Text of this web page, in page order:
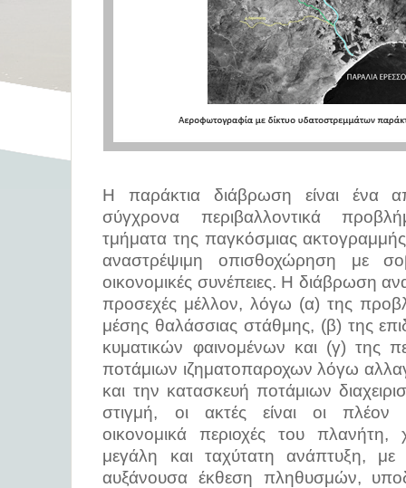
Η παράκτια διάβρωση είναι ένα
σύγχρονα περιβαλλοντικά
τμήματα της παγκόσμιας
αναστρέψιμη οπισθοχώρηση με
οικονομικές συνέπειες. Η διάβρωση
προσεχές μέλλον, λόγω (α) της
μέσης θαλάσσιας στάθμης, (β) της
κυματικών φαινομένων και (γ) της
ποτάμιων ιζηματοπαροχων λόγω
και την κατασκευή ποτάμιων
στιγμή, οι ακτές είναι οι πλέον
οικονομικά περιοχές του πλανήτη,
μεγάλη και ταχύτατη ανάπτυξη, με
αυξάνουσα έκθεση πληθυσμών,